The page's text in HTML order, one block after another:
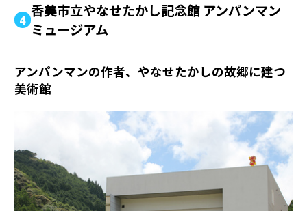
4 香美市立やなせたかし記念館 アンパンマン
ミュージアム
アンパンマンの作者、やなせたかしの故郷に建つ
美術館